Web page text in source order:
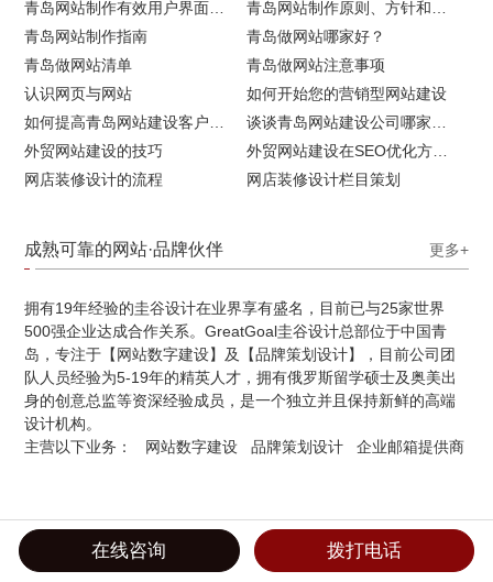
青岛网站制作指南
青岛做网站哪家好？
青岛做网站清单
青岛做网站注意事项
认识网页与网站
如何开始您的营销型网站建设
外贸网站建设的技巧
网店装修设计的流程
网店装修设计栏目策划
成熟可靠的网站·品牌伙伴 更多+
拥有19年经验的圭谷设计在业界享有盛名，目前已与25家世界
500强企业达成合作关系。GreatGoal圭谷设计总部位于中国青
岛，专注于【网站数字建设】及【品牌策划设计】，目前公司团
队人员经验为5-19年的精英人才，拥有俄罗斯留学硕士及奥美出
身的创意总监等资深经验成员，是一个独立并且保持新鲜的高端
设计机构。
主营以下业务： 网站数字建设 品牌策划设计 企业邮箱提供商
在线咨询 拨打电话